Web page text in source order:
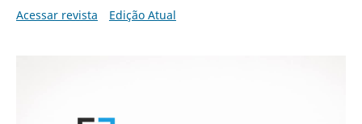
Acessar revista
Edição Atual